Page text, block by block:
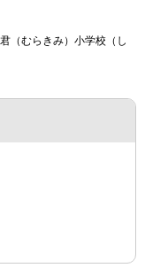
（むらきみ）小学校（し